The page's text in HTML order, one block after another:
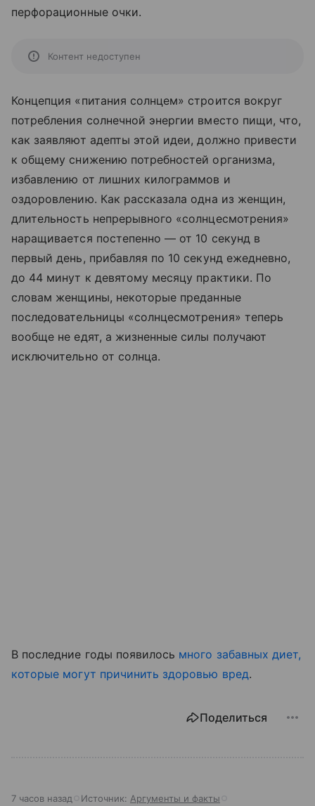
перфорационные очки.
Контент недоступен
Концепция «питания солнцем» строится вокруг
потребления солнечной энергии вместо пищи, что,
как заявляют адепты этой идеи, должно привести
к общему снижению потребностей организма,
избавлению от лишних килограммов и
оздоровлению. Как рассказала одна из женщин,
длительность непрерывного «солнцесмотрения»
наращивается постепенно — от 10 секунд в
первый день, прибавляя по 10 секунд ежедневно,
до 44 минут к девятому месяцу практики. По
словам женщины, некоторые преданные
последовательницы «солнцесмотрения» теперь
вообще не едят, а жизненные силы получают
исключительно от солнца.
В последние годы появилось много забавных диет,
которые могут причинить здоровью вред.
Поделиться
7 часов назад Источник: Аргументы и факты